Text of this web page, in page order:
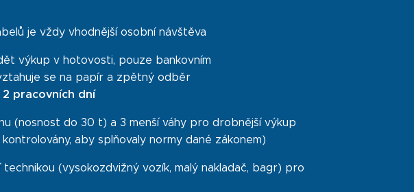
je vždy vhodnější osobní návštěva
výkup v hotovosti, pouze bankovním
se na papír a zpětný odběr
pracovních dní
(nosnost do 30 t) a 3 menší váhy pro drobnější výkup
aby splňovaly normy dané zákonem)
(vysokozdvižný vozík, malý nakladač, bagr) pro